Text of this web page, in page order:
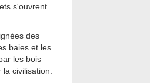
s'ouvrent
des
baies et les
les bois
civilisation.